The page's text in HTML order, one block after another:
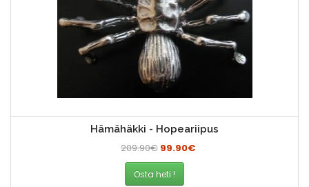
Hämähäkki - Hopeariipus
209.90€ 99.90€
Osta heti !